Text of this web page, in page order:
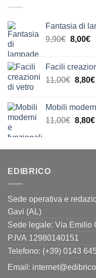
Fantasia di
9,90€ Il
era:
9,90€.
8,00€Il
è:
Facili
11,00€ Il
era:
11,00€.
8,80€Il
Mobili
11,00€ Il
era:
8,80€Il
EDIBRICO
Sede operativa e
Gavi (AL)
Sede legale: Via Emilio
P.IVA 12980140151
Telefono: (+39) 0143
Email: